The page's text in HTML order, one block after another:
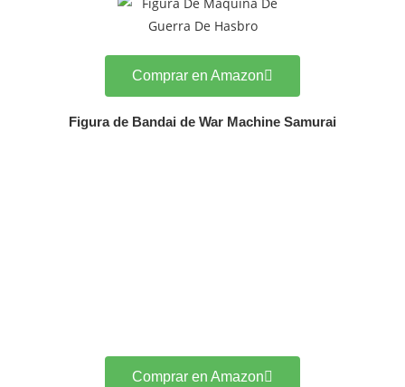
Comprar en Amazon
Figura de Bandai de War Machine Samurai
Comprar en Amazon